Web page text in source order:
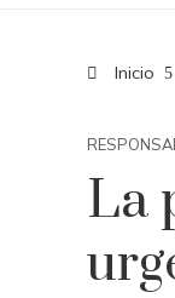
Inicio
La